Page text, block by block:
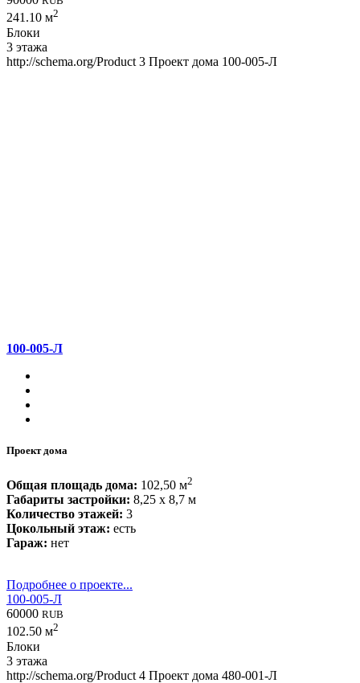
241.10 м2
Блоки
3 этажа
http://schema.org/Product 3 Проект дома 100-005-Л
100-005-Л
Проект дома
Общая площадь дома: 102,50 м2
Габариты застройки: 8,25 x 8,7 м
Количество этажей: 3
Цокольный этаж: есть
Гараж: нет
Подробнее о проекте...
100-005-Л
60000 RUB
102.50 м2
Блоки
3 этажа
http://schema.org/Product 4 Проект дома 480-001-Л